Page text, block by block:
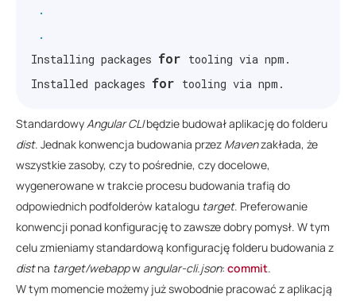
.
.
Installing packages for tooling via npm.
Installed packages for
StandardowyAngular CLIbędzie budował aplikację do folderu
dist. Jednak konwencja budowania przez Mavenzakłada, że
wszystkie zasoby, czy to pośrednie, czy docelowe,
wygenerowane w trakcie procesu budowania trafią do
odpowiednich podfolderów katalogu target. Preferowanie
konwencji ponad konfigurację to zawsze dobry pomysł. W tym
celu zmieniamy standardową konfigurację folderu budowania z
distna target/webappw angular-cli.json: commit.
W tym momencie możemy już swobodnie pracować z aplikacją